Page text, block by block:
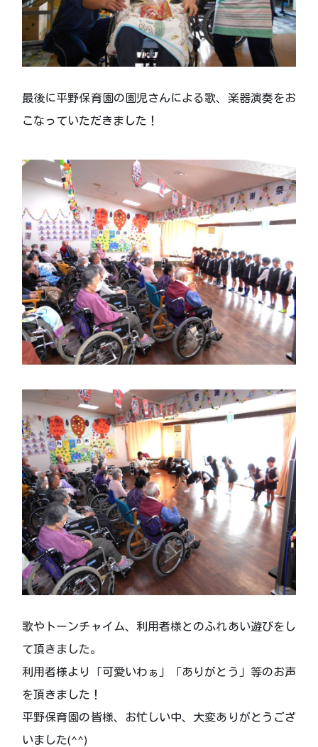
最後に平野保育園の園児さんによる歌、楽器演奏をお
こなっていただきました！
歌やトーンチャイム、利用者様とのふれあい遊びをし
て頂きました。
利用者様より「可愛いわぁ」「ありがとう」等のお声
を頂きました！
平野保育園の皆様、お忙しい中、大変ありがとうござ
いました(^^)